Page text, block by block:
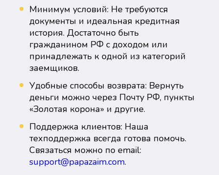
Минимум условий: Не требуются
документы и идеальная кредитная
история. Достаточно быть
гражданином РФ с доходом или
принадлежать к одной из категорий
заемщиков.
Удобные способы возврата: Вернуть
деньги можно через Почту РФ, пункты
«Золотая корона» и другие.
Поддержка клиентов: Наша
техподдержка всегда готова помочь.
Связаться можно по email:
support@papazaim.com.